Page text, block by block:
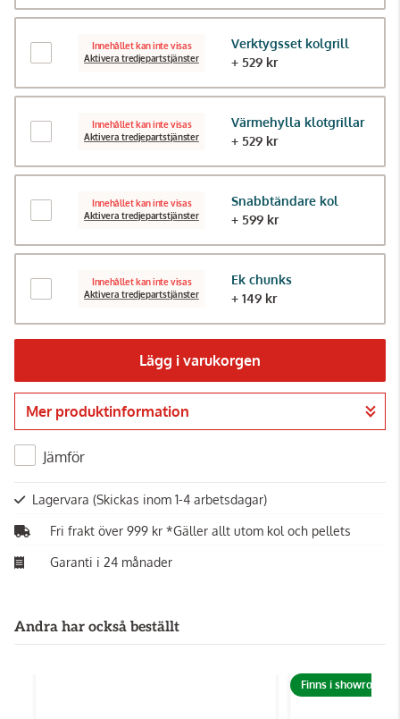
Innehållet kan inte visas
Aktivera tredjepartstjänster
Verktygsset kolgrill
+ 529 kr
Innehållet kan inte visas
Aktivera tredjepartstjänster
Värmehylla klotgrillar
+ 529 kr
Innehållet kan inte visas
Aktivera tredjepartstjänster
Snabbtändare kol
+ 599 kr
Innehållet kan inte visas
Aktivera tredjepartstjänster
Ek chunks
+ 149 kr
Lägg i varukorgen
Gå till kassan
Mer produktinformation
Jämför
Lagervara (Skickas inom 1-4 arbetsdagar)
Fri frakt över 999 kr *Gäller allt utom kol och pellets
Garanti i 24 månader
Andra har också beställt
Finns i showroom!